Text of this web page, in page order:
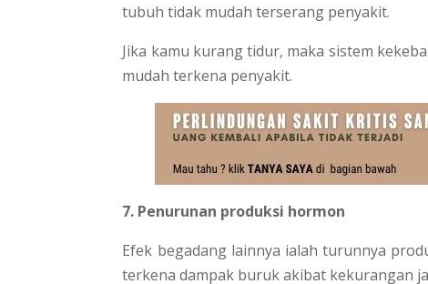
tubuh tidak mudah terserang penyakit.
Jika kamu kurang tidur, maka sistem
mudah terkena penyakit.
7. Penurunan produksi hormon
Efek begadang lainnya ialah turunnya
terkena dampak buruk akibat kekurangan